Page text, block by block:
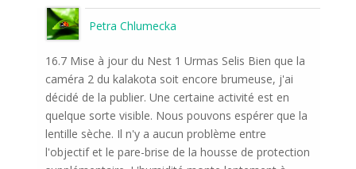
Petra Chlumecka
16.7 Mise à jour du Nest 1 Urmas Selis Bien que la
caméra 2 du kalakota soit encore brumeuse, j'ai
décidé de la publier. Une certaine activité est en
quelque sorte visible. Nous pouvons espérer que la
lentille sèche. Il n'y a aucun problème entre
l'objectif et le pare-brise de la housse de protection